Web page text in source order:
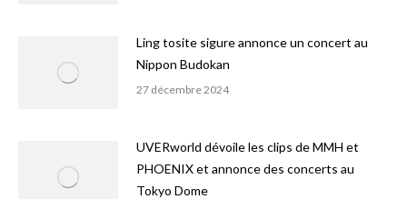
Ling tosite sigure annonce un concert au
Nippon Budokan
27 décembre 2024
UVERworld dévoile les clips de MMH et
PHOENIX et annonce des concerts au
Tokyo Dome